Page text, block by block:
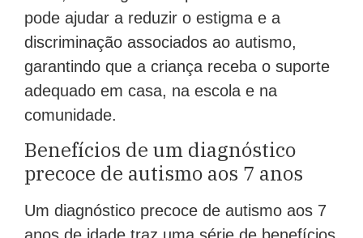
pode ajudar a reduzir o estigma e a
discriminação associados ao autismo,
garantindo que a criança receba o suporte
adequado em casa, na escola e na
comunidade.
Benefícios de um diagnóstico
precoce de autismo aos 7 anos
Um diagnóstico precoce de autismo aos 7
anos de idade traz uma série de benefícios